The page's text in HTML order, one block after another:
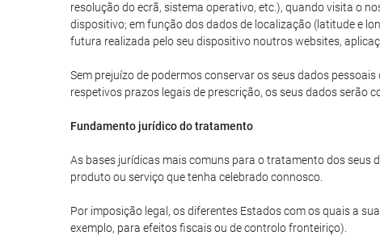
resolução do ecrã, sistema operativo, etc.), quando visita o
dispositivo; em função dos dados de localização (latitude e
futura realizada pelo seu dispositivo noutros websites,
Sem prejuízo de podermos conservar os seus dados
respetivos prazos legais de prescrição, os seus dados serão
Fundamento jurídico do tratamento
As bases jurídicas mais comuns para o tratamento dos seus
produto ou serviço que tenha celebrado connosco.
Por imposição legal, os diferentes Estados com os quais a
exemplo, para efeitos fiscais ou de controlo fronteiriço).